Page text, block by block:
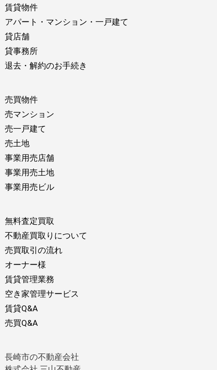
賃貸物件
アパート・マンション・一戸建て
貸店舗
貸事務所
退去・解約のお手続き
売買物件
売マンション
売一戸建て
売土地
事業用売店舗
事業用売土地
事業用売ビル
無料査定買取
不動産買取りについて
売買取引の流れ
オーナー様
賃貸管理業務
空き家管理サービス
賃貸Q&A
売買Q&A
長崎市の不動産会社